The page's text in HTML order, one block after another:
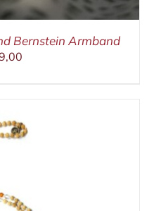
Bernstein Armband